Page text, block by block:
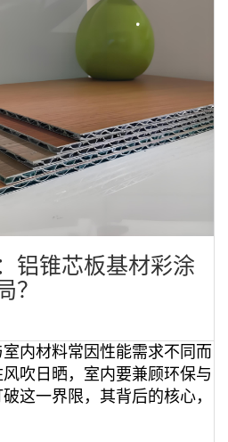
铝锥芯板基材彩涂
？
内材料常因性能需求不同而
吹日晒，室内要兼顾环保与
这一界限，其背后的核心，